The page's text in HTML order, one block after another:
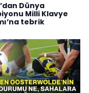
Dünya
Milli Klavye
tebrik